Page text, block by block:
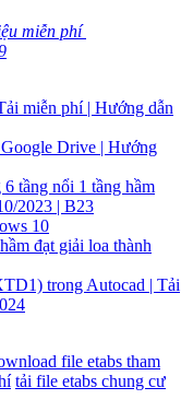
miễn phí
miễn phí | Hướng dẫn
Drive | Hướng
tầng nổi 1 tầng hầm
2023 | B23
10
đạt giải loa thành
trong Autocad | Tải
file etabs tham
tải file etabs chung cư